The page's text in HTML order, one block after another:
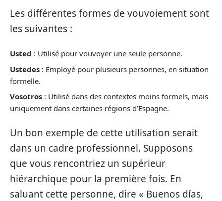
Les différentes formes de vouvoiement sont
les suivantes :
Usted : Utilisé pour vouvoyer une seule personne.
Ustedes : Employé pour plusieurs personnes, en situation
formelle.
Vosotros : Utilisé dans des contextes moins formels, mais
uniquement dans certaines régions d’Espagne.
Un bon exemple de cette utilisation serait
dans un cadre professionnel. Supposons
que vous rencontriez un supérieur
hiérarchique pour la première fois. En
saluant cette personne, dire « Buenos días,